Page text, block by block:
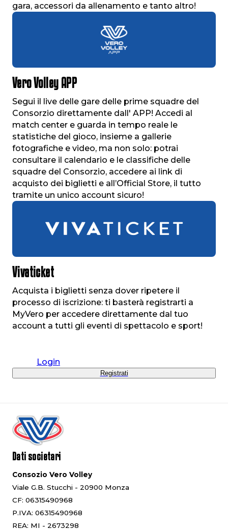
gara, accessori da allenamento e tanto altro!
Vero Volley APP
Segui il live delle gare delle prime squadre del
Consorzio direttamente dall' APP! Accedi al
match center e guarda in tempo reale le
statistiche del gioco, insieme a gallerie
fotografiche e video, ma non solo: potrai
consultare il calendario e le classifiche delle
squadre del Consorzio, accedere ai link di
acquisto dei biglietti e all’Official Store, il tutto
tramite un unico account sicuro!
Vivaticket
Acquista i biglietti senza dover ripetere il
processo di iscrizione: ti basterà registrarti a
MyVero per accedere direttamente dal tuo
account a tutti gli eventi di spettacolo e sport!
Login
Registrati
Dati societari
Consozio Vero Volley
Viale G.B. Stucchi - 20900 Monza
CF: 06315490968
P.IVA: 06315490968
REA: MI - 2673298